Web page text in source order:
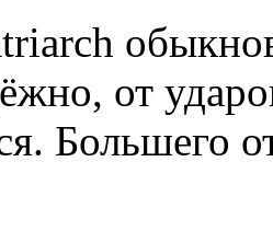
от
Большего